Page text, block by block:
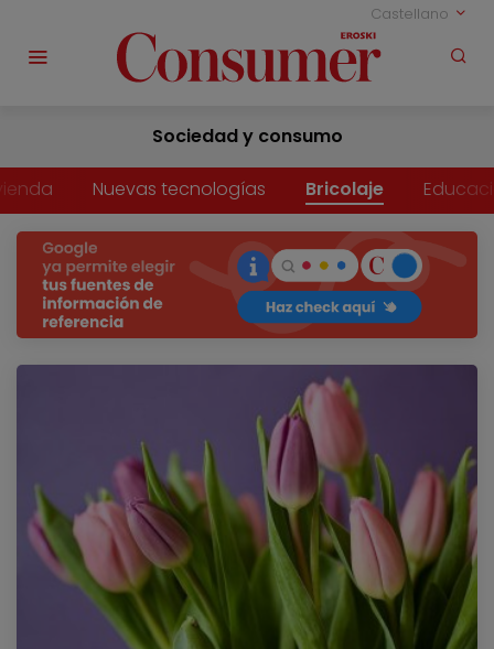
Castellano
Sociedad y consumo
Nuevas tecnologías Bricolaje